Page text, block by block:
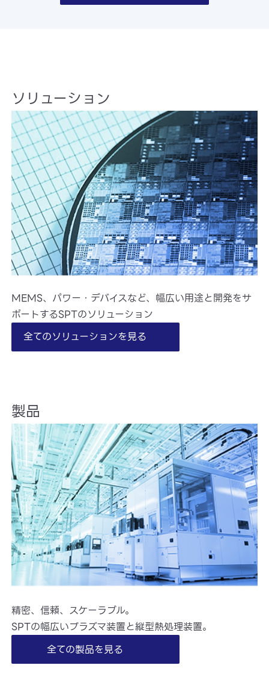
ソリューション
MEMS、パワー・デバイスなど、幅広い用途と開発をサ
ポートするSPTのソリューション
全てのソリューションを見る
製品
精密、信頼、スケーラブル。
SPTの幅広いプラズマ装置と縦型熱処理装置。
全ての製品を見る